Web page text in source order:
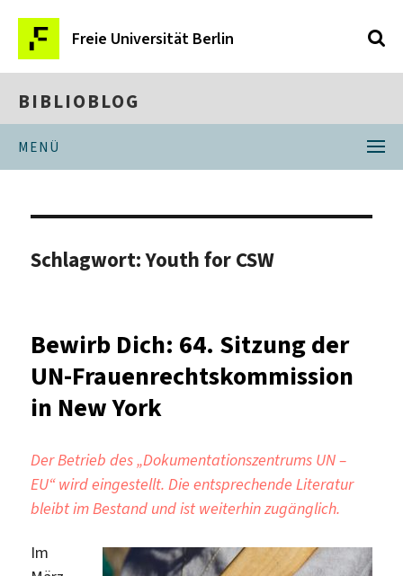
Freie Universität Berlin
BIBLIOBLOG
MENÜ
Schlagwort:Youth for CSW
Bewirb Dich: 64. Sitzung der
UN-Frauenrechtskommission
in New York
Der Betrieb des „Dokumentationszentrums UN –
EU“ wird eingestellt. Die entsprechende Literatur
bleibt im Bestand und ist weiterhin zugänglich.
Im